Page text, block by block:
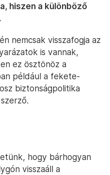
hiszen a különböző
nemcsak visszafogja az
is vannak,
ez ösztönöz a
például a fekete-
biztonságpolitika
hogy bárhogyan
visszaáll a